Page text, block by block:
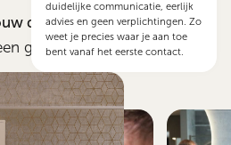
dromendie we graag
gratis 3D ontwerp.
duidelijke communicatie, eerlijk
advies en geen verplichtingen. Zo
weet je precies waar je aan toe
bent vanaf het eerste contact.